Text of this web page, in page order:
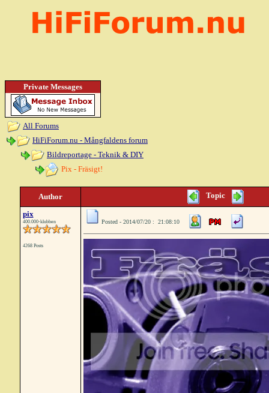
Private Messages
All Forums
HiFiForum.nu - Mångfaldens forum
Bildreportage - Teknik & DIY
Pix - Fräsigt!
Author Topic
pix
400.000-klubben
4268 Posts
Posted - 2014/07/20 : 21:08:10